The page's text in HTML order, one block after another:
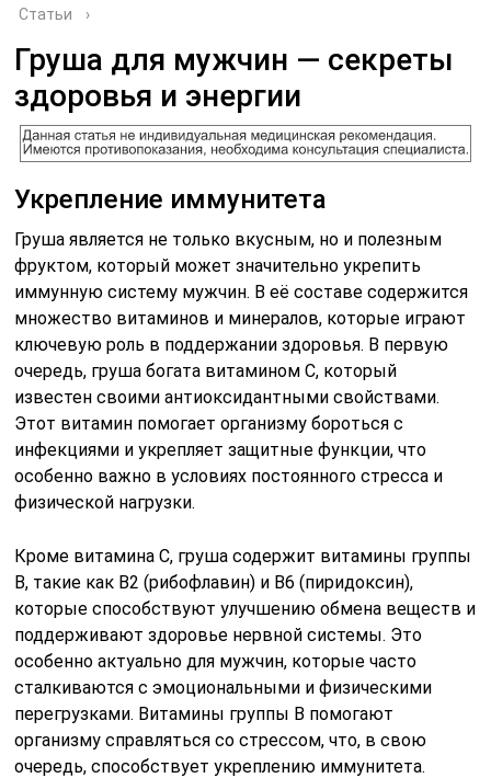
Статьи ›
Груша для мужчин — секреты
здоровья и энергии
Укрепление иммунитета
Груша является не только вкусным, но и полезным
фруктом, который может значительно укрепить
иммунную систему мужчин. В её составе содержится
множество витаминов и минералов, которые играют
ключевую роль в поддержании здоровья. В первую
очередь, груша богата витамином C, который
известен своими антиоксидантными свойствами.
Этот витамин помогает организму бороться с
инфекциями и укрепляет защитные функции, что
особенно важно в условиях постоянного стресса и
физической нагрузки.
Кроме витамина C, груша содержит витамины группы
B, такие как B2 (рибофлавин) и B6 (пиридоксин),
которые способствуют улучшению обмена веществ и
поддерживают здоровье нервной системы. Это
особенно актуально для мужчин, которые часто
сталкиваются с эмоциональными и физическими
перегрузками. Витамины группы B помогают
организму справляться со стрессом, что, в свою
очередь, способствует укреплению иммунитета.